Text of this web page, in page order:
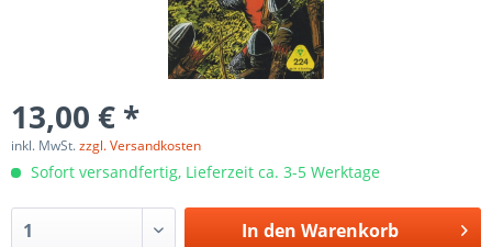
13,00 € *
inkl. MwSt.zzgl. Versandkosten
Sofort versandfertig, Lieferzeit ca. 3-5 Werktage
In den Warenkorb